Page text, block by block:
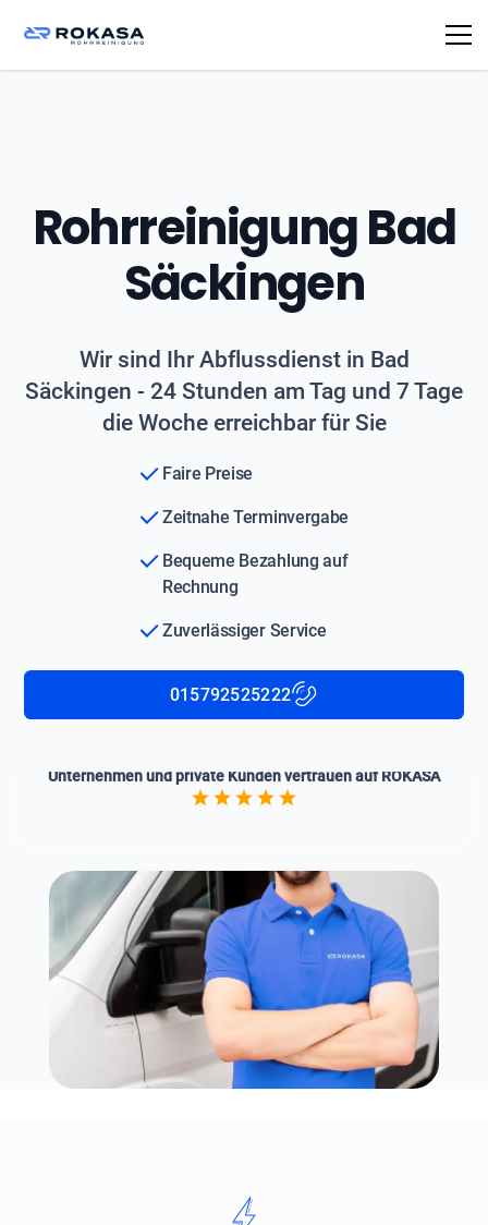
Rohrreinigung Bad
Säckingen
Wir sind Ihr Abflussdienst in Bad
Säckingen - 24 Stunden am Tag und 7 Tage
die Woche erreichbar für Sie
Faire Preise
Zeitnahe Terminvergabe
Bequeme Bezahlung auf
Rechnung
Zuverlässiger Service
015792525222
Unternehmen und private Kunden vertrauen auf ROKASA